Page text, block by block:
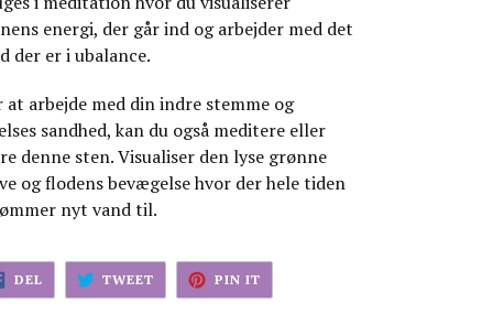
energi, der går ind og arbejder med det
der er i ubalance.
at arbejde med din indre stemme og
sandhed, kan du også meditere eller
denne sten. Visualiser den lyse grønne
og flodens bevægelse hvor der hele tiden
nyt vand til.
DEL
PÅ
FACEBOK
TWEET TWEET
TWITTER
PIN IT
PINTEREST